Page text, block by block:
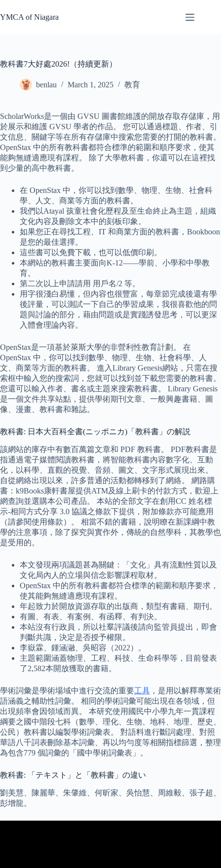
to
content
YMCA of Niagara
教科書7大好處2026!（持續更新）
benlau March 1, 2025 教育
ScholarWorks是一個由 GVSU 圖書館維護的開放存取存儲庫，用
於展示和維護 GVSU 學者的作品。 您可以通過標題、作者、引
文信息、關鍵字等在所有存儲庫中搜索您需要的打開的教科書。
OpenStax 中的所有教科書都符合標準的範圍和順序要求，使其
能夠無縫適應現有課程。 除了大學教科書，你還可以在這裡找
到少量的高中教科書。
在 OpenStax 中，你可以找到數學、物理、生物、社會科
學、人文、商業等方面的教科書。
我們以Atayal 孩童社會化歷程及至生命終止為主題，組織
文化內容及刪除文本中的刻板印象。
如果您正在尋找工程、IT 和商業方面的教科書，Bookboon
是您的最佳選擇。
這些書可以免費下載，也可以低價印刷。
本網站的教科書主要面向K-12——學前、小學和中學教
育。
第二次以上申請請用 用戶名/2 等。
用字很淺白易懂，但內容也很豐富，每章節完成後還有學
後評量，可以測試一下自己的學習成果，我很喜歡他的問
題與討論的部分，藉由問題或是實踐誘發思考，可以更深
入體會理論內容。
OpenStax是一項基於萊斯大學的非營利性教育計劃。 在
OpenStax 中，你可以找到數學、物理、生物、社會科學、人
文、商業等方面的教科書。 進入Library Genesis網站，只需在搜
索框中輸入您的搜索詞，您就可以找到並下載您需要的教科書。
您還可以輸入作者、書名或主題來搜索教科書。 Library Genesis
是一個文件共享站點，提供學術期刊文章、一般興趣書籍、圖
像、漫畫、教科書和雜誌。
教科書: 日本大百科全書(ニッポニカ)「教科書」の解説
該網站的庫存中有數百萬篇文章和 PDF 教科書。 PDF教科書是
指通過電子媒體閱讀教科書，將智能教科書內容數字化、互動
化，以科學、直觀的視覺、音頻、圖文、文字形式展現出來。
自從網絡出現以來，許多普通的活動都轉移到了網絡。 網路購
書：k9Books康軒書屋提供ATM及線上刷卡的付款方式，歡迎上
網查詢並選購本公司產品。 本站的全部文字在創用CC 姓名標
示-相同方式分享 3.0 協議之條款下提供，附加條款亦可能應用
（請參閱使用條款）。 相當不錯的書籍，說明瞭在新課綱中教
學的注意事項，除了探究與實作外，傳統的自然學科，其教學也
是受用的。
本文發現兩項議題甚為關鍵：「文化」具有流動性質以及
文化局內人的立場與信念影響課程取材。
OpenStax 中的所有教科書都符合標準的範圍和順序要求，
使其能夠無縫適應現有課程。
年起致力於開放資源存取的出版商，類型有書籍、期刊。
有圖、有表、有案例、有函釋、有判決。
本站沒有行政員，所以社羣評議後請向監管員提出，即會
判斷共識，決定是否授予權限。
李嶽霖、鍾涵瀜、吳昭容（2022）。
主題範圍涵蓋物理、工程、科技、生命科學等，目前發表
了2,582本開放獲取的書籍。
學術詞彙是學術場域中進行交流的重要工具 ，是用以解釋專業術
語涵義之輔助性詞彙。 相同的學術詞彙可能出現在各領域，但
出現頻率會因領域而異。 本研究使用國民中小學九年一貫課程
綱要之國中階段七科（數學、理化、生物、地科、地理、歷史、
公民）教科書以編製學術詞彙表。 對語料進行斷詞處理、對照
華語八千詞表刪除基本詞彙、再以均勻度等相關指標篩選，整理
為包含779 個詞彙的「國中學術詞彙表」。
教科書: 「テキスト」と「教科書」の違い
劉美慧、陳麗華、朱肇維、何昕家、吳怡慧、周維毅、張子超、
彭增龍。